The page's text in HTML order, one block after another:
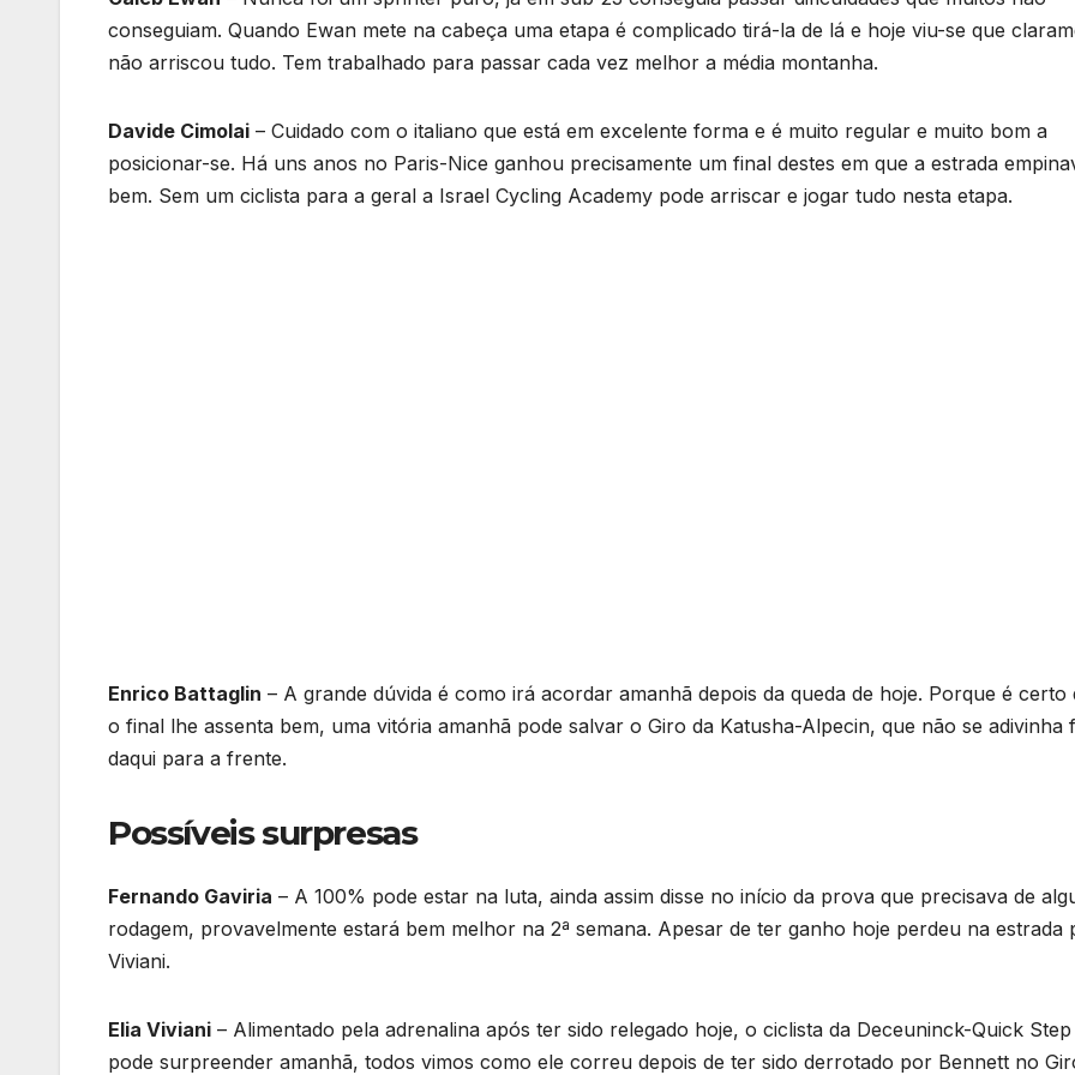
conseguiam. Quando Ewan mete na cabeça uma etapa é complicado tirá-la de lá e hoje viu-se que
não arriscou tudo. Tem trabalhado para passar cada vez melhor a média montanha.
Davide Cimolai – Cuidado com o italiano que está em excelente forma e é muito regular e muito bom a
posicionar-se. Há uns anos no Paris-Nice ganhou precisamente um final destes em que a estrada
bem. Sem um ciclista para a geral a Israel Cycling Academy pode arriscar e jogar tudo nesta etapa.
Enrico Battaglin – A grande dúvida é como irá acordar amanhã depois da queda de hoje. Porque é certo
o final lhe assenta bem, uma vitória amanhã pode salvar o Giro da Katusha-Alpecin, que não se adivinha
daqui para a frente.
Possíveis surpresas
Fernando Gaviria – A 100% pode estar na luta, ainda assim disse no início da prova que precisava de
rodagem, provavelmente estará bem melhor na 2ª semana. Apesar de ter ganho hoje perdeu na estrada
Viviani.
Elia Viviani – Alimentado pela adrenalina após ter sido relegado hoje, o ciclista da Deceuninck-Quick Step
pode surpreender amanhã, todos vimos como ele correu depois de ter sido derrotado por Bennett no